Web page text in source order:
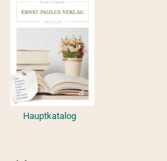
Hauptkatalog